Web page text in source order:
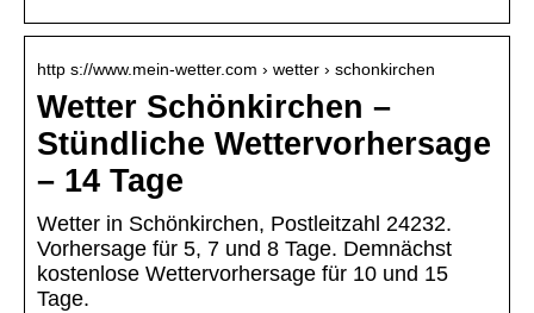
http s://www.mein-wetter.com › wetter › schonkirchen
Wetter Schönkirchen –
Stündliche Wettervorhersage
– 14 Tage
Wetter in Schönkirchen, Postleitzahl 24232.
Vorhersage für 5, 7 und 8 Tage. Demnächst
kostenlose Wettervorhersage für 10 und 15
Tage.